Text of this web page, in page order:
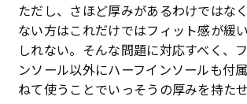
ただし、さほど厚みがあるわけではな
ない方はこれだけではフィット感が緩
しれない。そんな問題に対応すべく、
ンソール以外にハーフインソールも付
ねて使うことでいっそうの厚みを持た